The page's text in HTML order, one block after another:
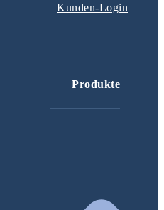
Kunden-Login
Produkte